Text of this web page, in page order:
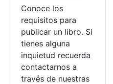
Conoce los
requisitos para
publicar un libro. Si
tienes alguna
inquietud recuerda
contactarnos a
través de nuestras